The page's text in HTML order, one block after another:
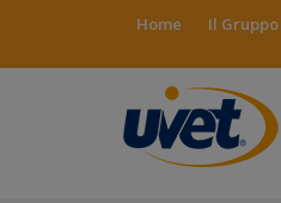
Home Il Gruppo